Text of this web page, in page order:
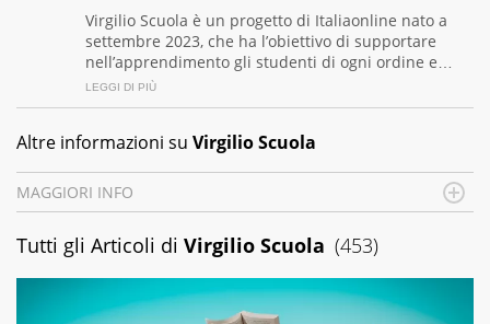
Virgilio Scuola è un progetto di Italiaonline nato a
settembre 2023, che ha l’obiettivo di supportare
nell’apprendimento gli studenti di ogni ordine e
grado scolastico: un hub dedicato non solo giovani
studenti, ma anche genitori e insegnanti con più di
approfondimento e infografiche. Ogni lezione è
materia che trattano tutti gli argomenti affrontati
dagli studenti durante il percorso scolastico, anche
immediato e l'ausilio di contenuti multimediali a
Altre informazioni su Virgilio Scuola
MAGGIORI INFO
Tutti gli Articoli di Virgilio Scuola (453)